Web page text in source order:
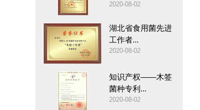
2020-08-02
湖北省食用菌先进
工作者...
2020-08-02
知识产权——木签
菌种专利...
2020-08-02